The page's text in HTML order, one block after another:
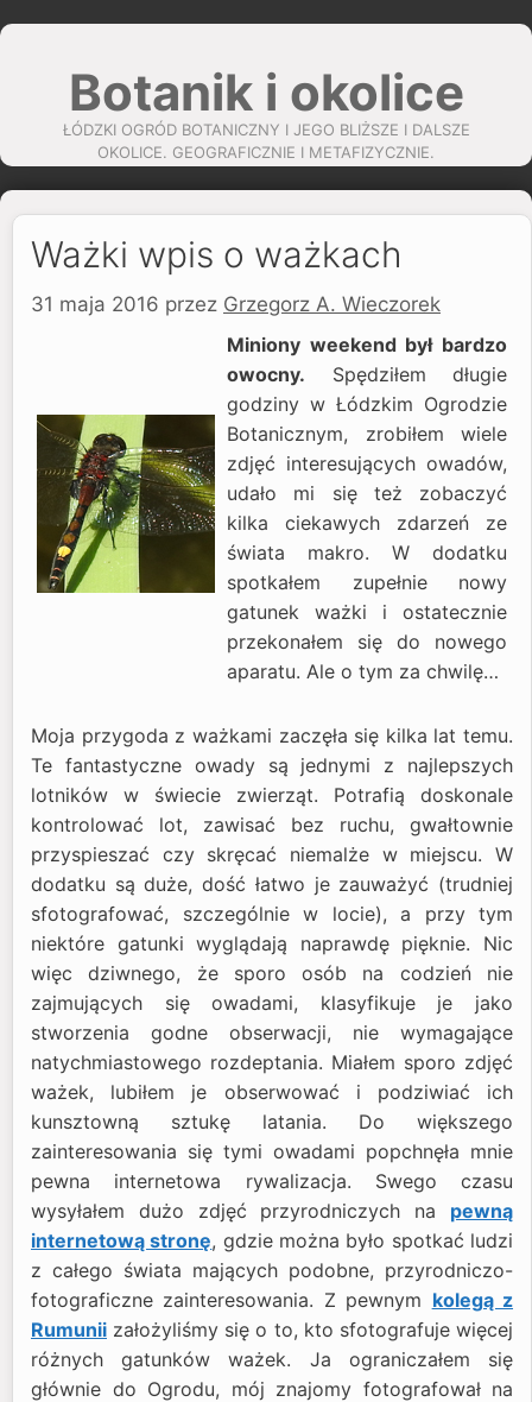
Przejdź
Botanik i okolice
ŁÓDZKI OGRÓD BOTANICZNY I JEGO BLIŻSZE I DALSZE
OKOLICE. GEOGRAFICZNIE I METAFIZYCZNIE.
Ważki wpis o ważkach
31 maja 2016 przez Grzegorz A. Wieczorek
Miniony weekend był bardzo
owocny. Spędziłem długie
godziny w Łódzkim Ogrodzie
Botanicznym, zrobiłem wiele
zdjęć interesujących owadów,
udało mi się też zobaczyć
kilka ciekawych zdarzeń ze
świata makro. W dodatku
spotkałem zupełnie nowy
gatunek ważki i ostatecznie
przekonałem się do nowego
aparatu. Ale o tym za chwilę…
Moja przygoda z ważkami zaczęła się kilka lat temu.
Te fantastyczne owady są jednymi z najlepszych
lotników w świecie zwierząt. Potrafią doskonale
kontrolować lot, zawisać bez ruchu, gwałtownie
przyspieszać czy skręcać niemalże w miejscu. W
dodatku są duże, dość łatwo je zauważyć (trudniej
sfotografować, szczególnie w locie), a przy tym
niektóre gatunki wyglądają naprawdę pięknie. Nic
więc dziwnego, że sporo osób na codzień nie
zajmujących się owadami, klasyfikuje je jako
stworzenia godne obserwacji, nie wymagające
natychmiastowego rozdeptania. Miałem sporo zdjęć
ważek, lubiłem je obserwować i podziwiać ich
kunsztowną sztukę latania. Do większego
zainteresowania się tymi owadami popchnęła mnie
pewna internetowa rywalizacja. Swego czasu
wysyłałem dużo zdjęć przyrodniczych na pewną
internetową stronę, gdzie można było spotkać ludzi
z całego świata mających podobne, przyrodniczo-
fotograficzne zainteresowania. Z pewnym kolegą z
Rumunii założyliśmy się o to, kto sfotografuje więcej
różnych gatunków ważek. Ja ograniczałem się
głównie do Ogrodu, mój znajomy fotografował na